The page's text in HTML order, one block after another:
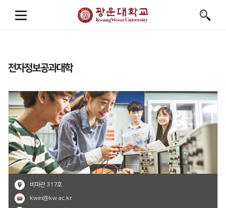
전자정보공과대학
비마관 317호
kwei@kw.ac.kr